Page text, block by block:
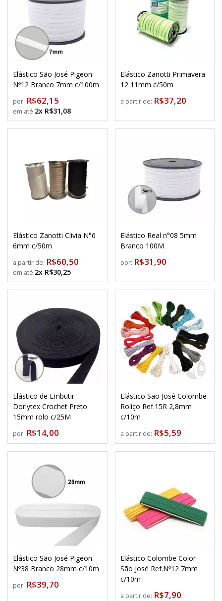
Elástico São José Pigeon
Nº12 Branco 7mm c/100m
por: R$62,15
2x R$31,08
Elástico Zanotti Primavera
12 11mm c/50m
a partir de: R$37,20
Elástico Zanotti Clivia N°6
6mm c/50m
a partir de: R$60,50
2x R$30,25
Elástico Real n°08 5mm
Branco 100M
por: R$31,90
Elástico de Embutir
Dorlytex Crochet Preto
15mm rolo c/25M
por: R$14,00
Elástico São José Colombe
Roliço Ref.15R 2,8mm
c/10m
a partir de: R$5,59
Elástico São José Pigeon
Nº38 Branco 28mm c/10m
por: R$39,70
Elástico Colombe Color
São José Ref.Nº12 7mm
c/10m
a partir de: R$7,90